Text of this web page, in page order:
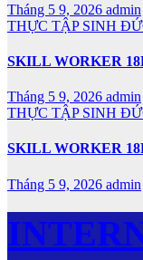
Tháng 5 9, 2026 admin
THỰC TẬP SINH
SKILL WORKER
Tháng 5 9, 2026 admin
THỰC TẬP SINH
SKILL WORKER
Tháng 5 9, 2026 admin